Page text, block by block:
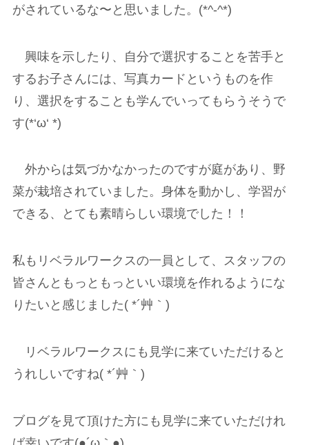
がされているな〜と思いました。(*^-^*)
興味を示したり、自分で選択することを苦手と
するお子さんには、写真カードというものを作
り、選択をすることも学んでいってもらうそうで
す(*‘ω‘ *)
外からは気づかなかったのですが庭があり、野
菜が栽培されていました。身体を動かし、学習が
できる、とても素晴らしい環境でした！！
私もリベラルワークスの一員として、スタッフの
皆さんともっともっといい環境を作れるようにな
りたいと感じました( *´艸｀)
リベラルワークスにも見学に来ていただけると
うれしいですね( *´艸｀)
ブログを見て頂けた方にも見学に来ていただけれ